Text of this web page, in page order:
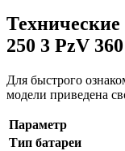
250 3 PzV 360
Для быстрого
модели приведена
Параметр
Тип батареи